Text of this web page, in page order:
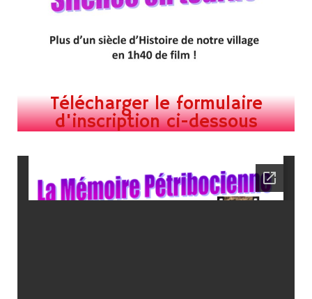
Télécharger le formulaire
d'inscription ci-dessous